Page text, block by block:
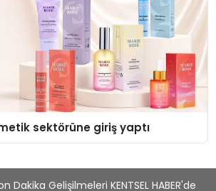
sektörüne giriş yaptı
Dakika Gelişilmeleri KENTSEL HABER'de